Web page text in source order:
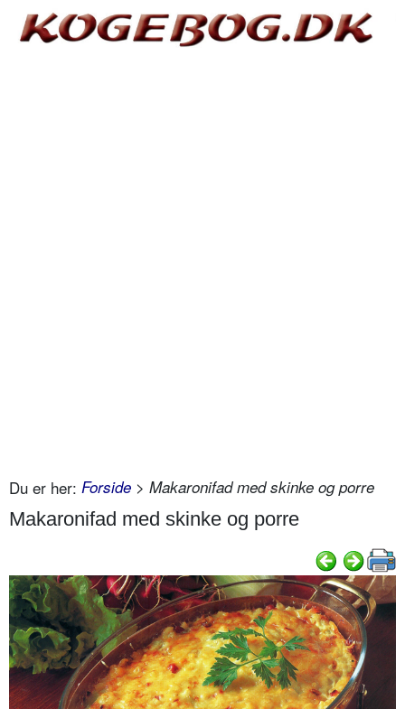
Du er her: Forside > Makaronifad med skinke og porre
Makaronifad med skinke og porre